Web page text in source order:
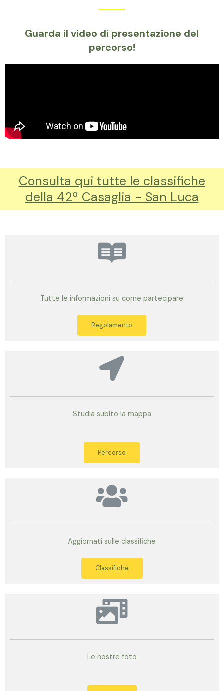
Guarda il video di presentazione del
percorso!
Consulta qui tutte le classifiche
della 42ª Casaglia - San Luca
Tutte le informazioni su come partecipare
Regolamento
Studia subito la mappa
Percorso
Aggiornati sulle classifiche
Classifiche
Le nostre foto